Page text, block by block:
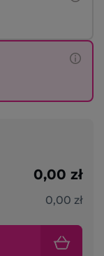
0,00 zł
0,00 zł